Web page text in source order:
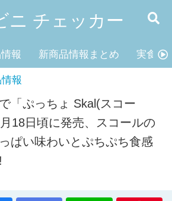
ニ チェッカー
報 新商品情報まとめ 実食レ
報
「ぷっちょ Skal(スコー
18日頃に発売、スコールの
ぱい味わいとぷちぷち食感